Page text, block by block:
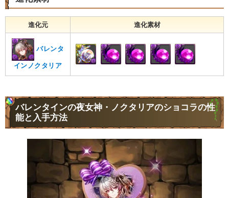
進化元 進化素材
バレンタ
インノクタリア
バレンタインの夜女神・ノクタリアのショコラの性
能と入手方法